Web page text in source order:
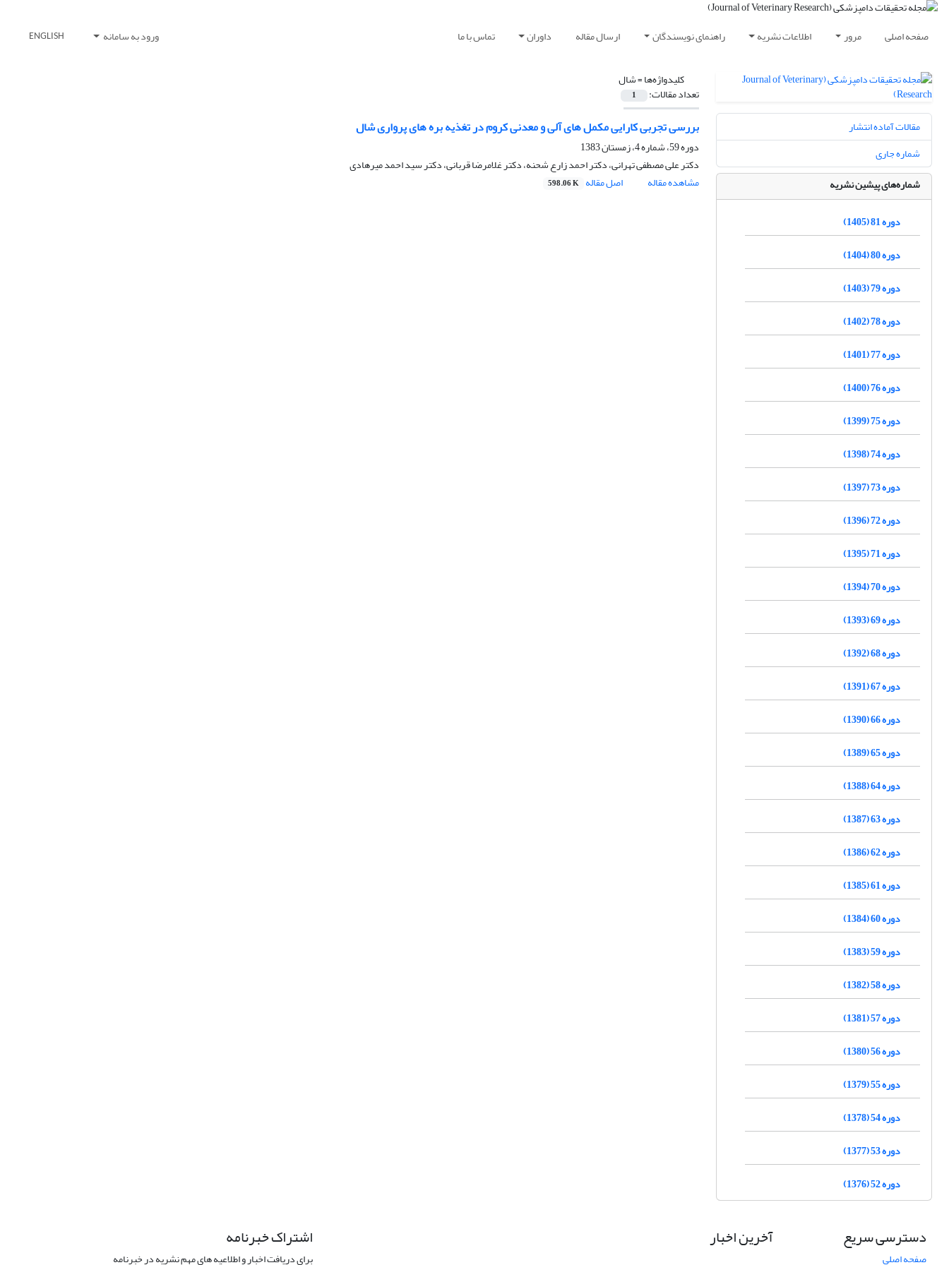
صفحه اصلی مرور اطلاعات نشریه راهنمای نویسندگان ارسال مقاله داوران تماس با ما ورود به سامانه ENGLISH
کلیدواژه‌ها =شال
تعداد مقالات: 1
بررسی تجربی کارایی مکمل های آلی و معدنی کروم در تغذیه بره های پرواری شال
دوره 59، شماره 4، زمستان 1383
دکتر علی مصطفی تهرانی، دکتر احمد زارع شحنه، دکتر غلامرضا قربانی، دکتر سید احمد میرهادی
مشاهده مقاله
اصل مقاله 598.06 K
مقالات آماده انتشار
شماره جاری
شماره‌های پیشین نشریه
دوره 81 (1405)
دوره 80 (1404)
دوره 79 (1403)
دوره 78 (1402)
دوره 77 (1401)
دوره 76 (1400)
دوره 75 (1399)
دوره 74 (1398)
دوره 73 (1397)
دوره 72 (1396)
دوره 71 (1395)
دوره 70 (1394)
دوره 69 (1393)
دوره 68 (1392)
دوره 67 (1391)
دوره 66 (1390)
دوره 65 (1389)
دوره 64 (1388)
دوره 63 (1387)
دوره 62 (1386)
دوره 61 (1385)
دوره 60 (1384)
دوره 59 (1383)
دوره 58 (1382)
دوره 57 (1381)
دوره 56 (1380)
دوره 55 (1379)
دوره 54 (1378)
دوره 53 (1377)
دوره 52 (1376)
دسترسی سریع
صفحه اصلی
آخرین اخبار اشتراک خبرنامه
برای دریافت اخبار و اطلاعیه های مهم نشریه در خبرنامه